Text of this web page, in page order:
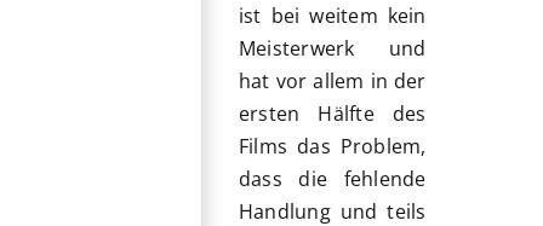
ist bei weitem kein
Meisterwerk und
hat vor allem in der
ersten Hälfte des
Films das Problem,
dass die fehlende
Handlung und teils